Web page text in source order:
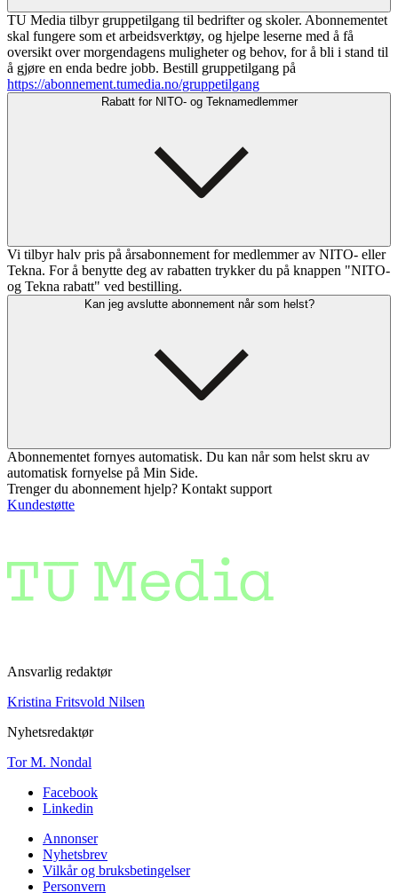
TU Media tilbyr gruppetilgang til bedrifter og skoler. Abonnementet
skal fungere som et arbeidsverktøy, og hjelpe leserne med å få
oversikt over morgendagens muligheter og behov, for å bli i stand til
å gjøre en enda bedre jobb. Bestill gruppetilgang på
https://abonnement.tumedia.no/gruppetilgang
Rabatt for NITO- og Teknamedlemmer
Vi tilbyr halv pris på årsabonnement for medlemmer av NITO- eller
Tekna. For å benytte deg av rabatten trykker du på knappen "NITO-
og Tekna rabatt" ved bestilling.
Kan jeg avslutte abonnement når som helst?
Abonnementet fornyes automatisk. Du kan når som helst skru av
automatisk fornyelse på Min Side.
Trenger du abonnement hjelp? Kontakt support
Kundestøtte
Ansvarlig redaktør
Kristina Fritsvold Nilsen
Nyhetsredaktør
Tor M. Nondal
Facebook
Linkedin
Annonser
Nyhetsbrev
Vilkår og bruksbetingelser
Personvern